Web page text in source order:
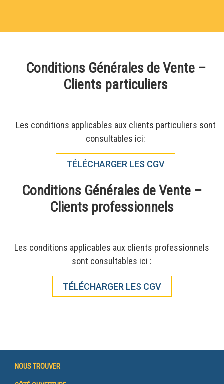
Conditions Générales de Vente –
Clients particuliers
Les conditions applicables aux clients particuliers sont
consultables ici:
TÉLÉCHARGER LES CGV
Conditions Générales de Vente –
Clients professionnels
Les conditions applicables aux clients professionnels
sont consultables ici :
TÉLÉCHARGER LES CGV
NOUS TROUVER